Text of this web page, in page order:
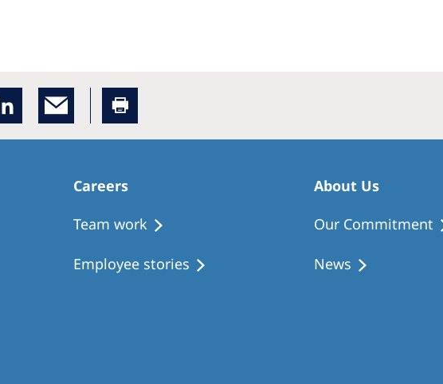
Careers
Team work
Employee stories
About Us
Our Commitment
News